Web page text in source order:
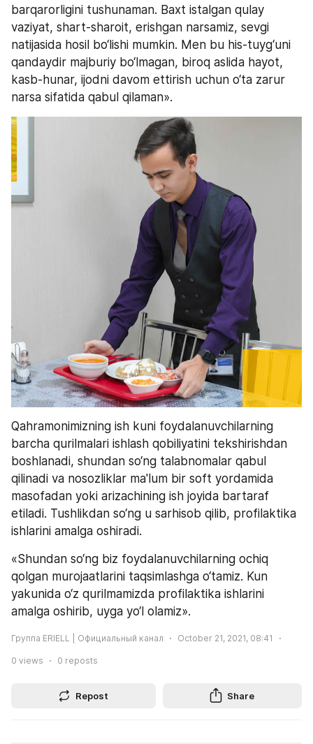
barqarorligini tushunaman. Baxt istalgan qulay
vaziyat, shart-sharoit, erishgan narsamiz, sevgi
natijasida hosil bo‘lishi mumkin. Men bu his-tuyg‘uni
qandaydir majburiy bo‘lmagan, biroq aslida hayot,
kasb-hunar, ijodni davom ettirish uchun o‘ta zarur
narsa sifatida qabul qilaman».
Qahramonimizning ish kuni foydalanuvchilarning
barcha qurilmalari ishlash qobiliyatini tekshirishdan
boshlanadi, shundan so‘ng talabnomalar qabul
qilinadi va nosozliklar ma'lum bir soft yordamida
masofadan yoki arizachining ish joyida bartaraf
etiladi. Tushlikdan so‘ng u sarhisob qilib, profilaktika
ishlarini amalga oshiradi.
«Shundan so‘ng biz foydalanuvchilarning ochiq
qolgan murojaatlarini taqsimlashga o‘tamiz. Kun
yakunida o‘z qurilmamizda profilaktika ishlarini
amalga oshirib, uyga yo‘l olamiz».
Группа ERIELL | Официальный канал October 21, 2021, 08:41
0 views 0 reposts
Repost Share